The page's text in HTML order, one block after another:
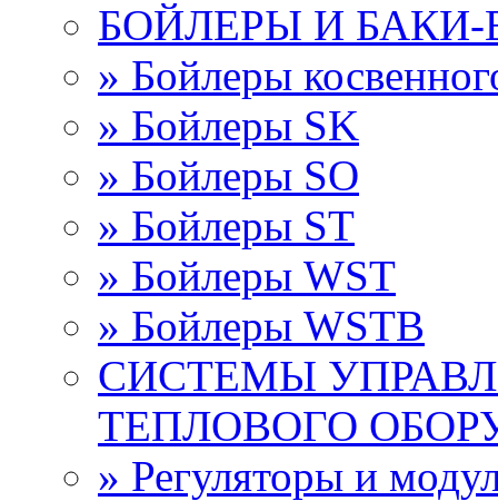
БОЙЛЕРЫ И
» Бойлеры
» Бойлеры SK
» Бойлеры SО
» Бойлеры ST
» Бойлеры WST
» Бойлеры WSTB
СИСТЕМЫ
ТЕПЛОВОГО
» Регуляторы и